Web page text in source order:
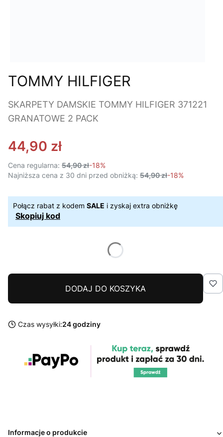
TOMMY HILFIGER
SKARPETY DAMSKIE TOMMY HILFIGER 371221
GRANATOWE 2 PACK
44,90 zł
Cena regularna: 54,90 zł-18%
Najniższa cena z 30 dni przed obniżką: 54,90 zł-18%
Połącz rabat z kodem SALE i zyskaj extra obniżkę
Skopiuj kod
DODAJ DO KOSZYKA
Czas wysyłki:24 godziny
Informacje o produkcie